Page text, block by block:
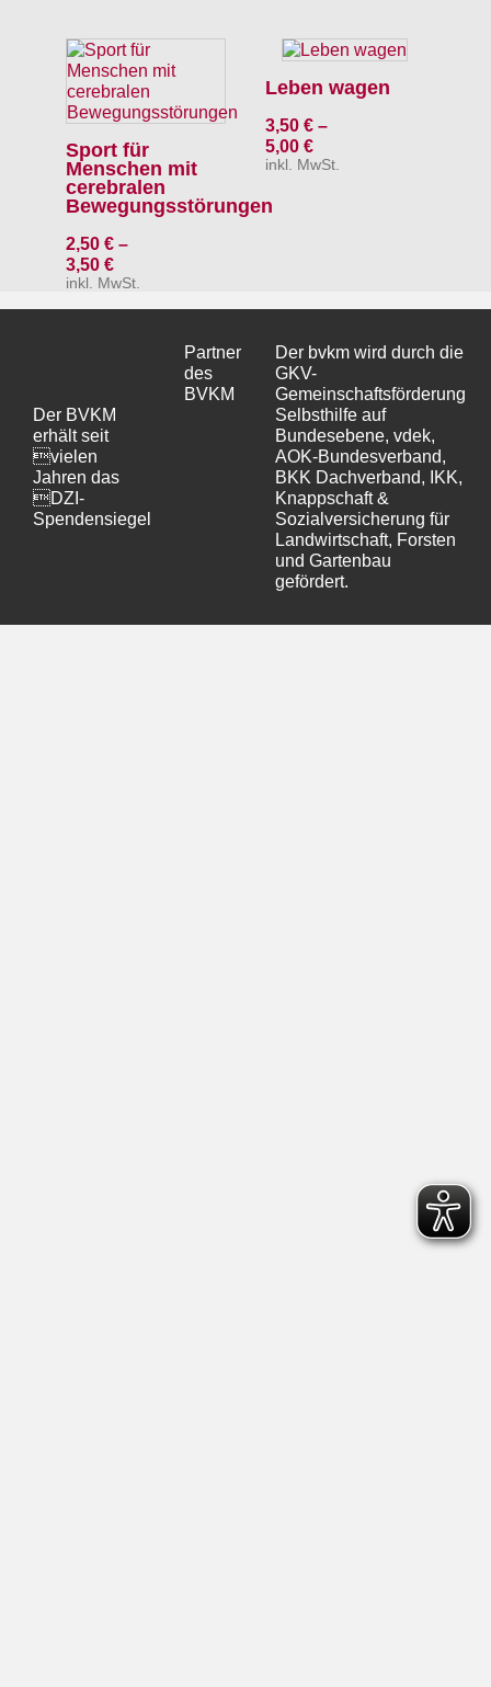
Sport für
Menschen mit
cerebralen
Bewegungsstörungen
2,50€ –
3,50€
inkl. MwSt.
Leben wagen
3,50€ –
5,00€
inkl. MwSt.
Der BVKM
erhält seit
vielen
Jahren das
DZI-
Spendensiegel
Partner
des
BVKM
Der bvkm wird durch die
GKV-
Gemeinschaftsförderung
Selbsthilfe auf
Bundesebene, vdek,
AOK-Bundesverband,
BKK Dachverband, IKK,
Knappschaft &
Sozialversicherung für
Landwirtschaft, Forsten
und Gartenbau
gefördert.